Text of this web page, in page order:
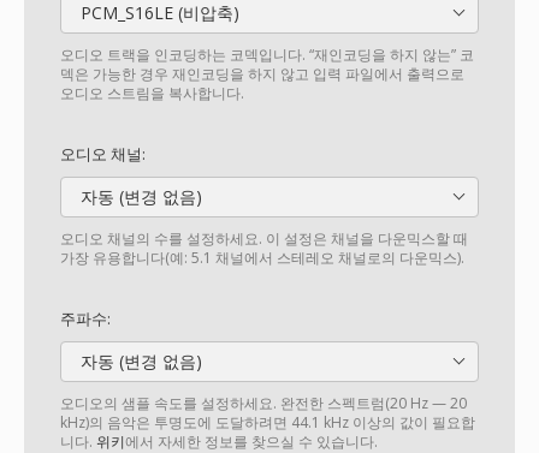
PCM_S16LE (비압축)
오디오 트랙을 인코딩하는 코덱입니다. “재인코딩을 하지 않는” 코
덱은 가능한 경우 재인코딩을 하지 않고 입력 파일에서 출력으로
오디오 스트림을 복사합니다.
오디오 채널:
자동 (변경 없음)
오디오 채널의 수를 설정하세요. 이 설정은 채널을 다운믹스할 때
가장 유용합니다(예: 5.1 채널에서 스테레오 채널로의 다운믹스).
주파수:
자동 (변경 없음)
오디오의 샘플 속도를 설정하세요. 완전한 스펙트럼(20 Hz — 20
kHz)의 음악은 투명도에 도달하려면 44.1 kHz 이상의 값이 필요합
니다. 위키에서 자세한 정보를 찾으실 수 있습니다.